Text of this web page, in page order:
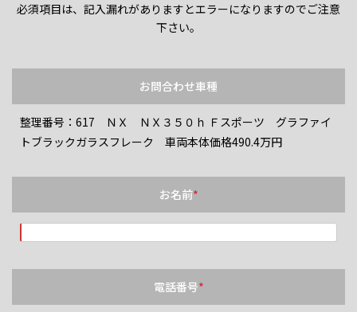
必須項目は、記入漏れがありますとエラーになりますのでご注意
下さい。
お問合わせ車種
整理番号：617 ＮＸ ＮＸ３５０ｈ Ｆスポーツ グラファイ
トブラックガラスフレーク 車両本体価格490.4万円
お名前*
電話番号*